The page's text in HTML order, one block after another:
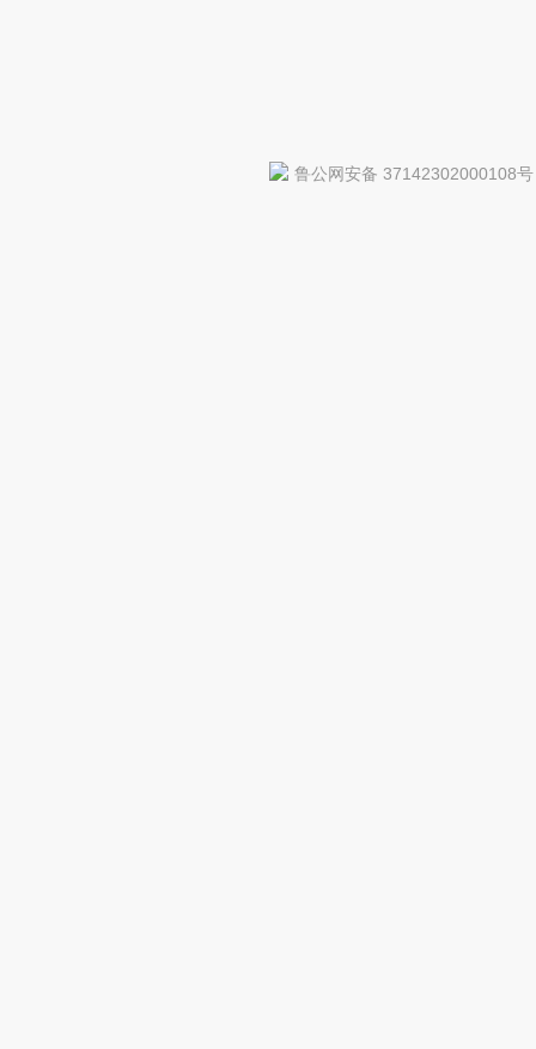
鲁公网安备 37142302000108号